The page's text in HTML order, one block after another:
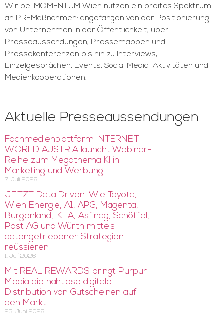
Wir bei MOMENTUM Wien nutzen ein breites Spektrum
an PR-Maßnahmen: angefangen von der Positionierung
von Unternehmen in der Öffentlichkeit, über
Presseaussendungen, Pressemappen und
Pressekonferenzen bis hin zu Interviews,
Einzelgesprächen, Events, Social Media-Aktivitäten und
Medienkooperationen.
Aktuelle Presseaussendungen
Fachmedienplattform INTERNET
WORLD AUSTRIA launcht Webinar-
Reihe zum Megathema KI in
Marketing und Werbung
7. Juli 2026
JETZT Data Driven: Wie Toyota,
Wien Energie, A1, APG, Magenta,
Burgenland, IKEA, Asfinag, Schöffel,
Post AG und Würth mittels
datengetriebener Strategien
reüssieren
1. Juli 2026
Mit REAL REWARDS bringt Purpur
Media die nahtlose digitale
Distribution von Gutscheinen auf
den Markt
25. Juni 2026